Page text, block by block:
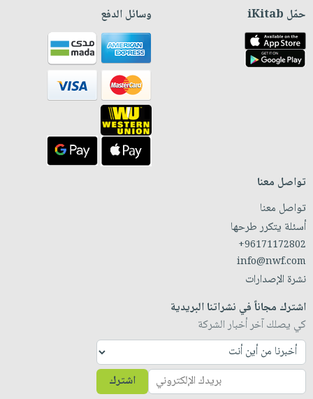
حمّل iKitab وسائل الدفع
تواصل معنا
تواصل معنا
أسئلة يتكرر طرحها
+96171172802
info@nwf.com
نشرة الإصدارات
اشترك مجاناً في نشراتنا البريدية
كي يصلك آخر أخبار الشركة
اشترك